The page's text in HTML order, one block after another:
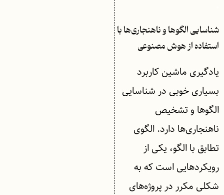
شناسایی الگوها و ناهنجاری‌ها با
استفاده از هوش مصنوعی
یادگیری ماشین کاربرد
بسیاری خوبی در شناسایی
الگوها و تشخیص
ناهنجاری‌ها دارد. الگوی
تطابق با الگو، یکی از
رویکردهایی است که به
شکلی مکرر در پروژه‌های